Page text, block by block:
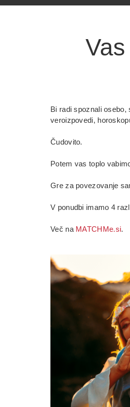
Bi radi spoznali
veroizpovedi,
Čudovito.
Potem vas toplo
Gre za povezovanje
V ponudbi imamo 4
Več na MATCHMe.si.